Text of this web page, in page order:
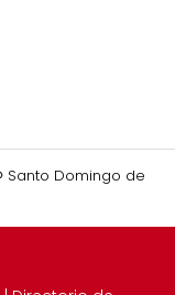
Santo Domingo de